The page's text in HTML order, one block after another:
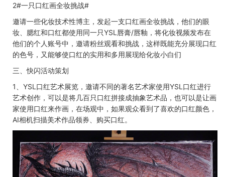
2#一只口红画全妆挑战#
邀请一些化妆技术性博主，发起一支口红画全妆挑战，他们的眼
妆、腮红和口红都使用同一只YSL 唇膏/唇釉，将化妆视频发布在
他们的个人账号中，邀请粉丝观看和挑战，这样既能充分展现口红
的色号，又能够使口红的实用和多用展现给化妆小白们
三、快闪活动策划
1、 YSL 口红艺术展览，邀请不同的著名艺术家使用YSL 口红进行
艺术创作，可以是将几百只口红拼接成抽象艺术品，也可以是让画
家使用口红来作画，在场观中，如果观众看到了喜欢的口红颜色，
AI相机扫描美术作品领券、购买口红。